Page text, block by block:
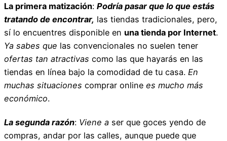
La primera matización: Podría pasar que lo que estás
tratando de encontrar, las tiendas tradicionales, pero,
sí lo encuentres disponible en una tienda por Internet.
Ya sabes que las convencionales no suelen tener
ofertas tan atractivas como las que hayarás en las
tiendas en línea bajo la comodidad de tu casa. En
muchas situaciones comprar online es mucho más
económico.
La segunda razón: Viene a ser que goces yendo de
compras, andar por las calles, aunque puede que